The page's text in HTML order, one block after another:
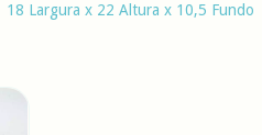
18 Largura x 22 Altura x 10,5 Fundo